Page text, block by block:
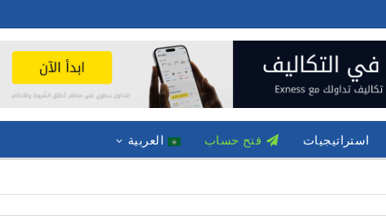
استراتيجيات فتح حساب العربية